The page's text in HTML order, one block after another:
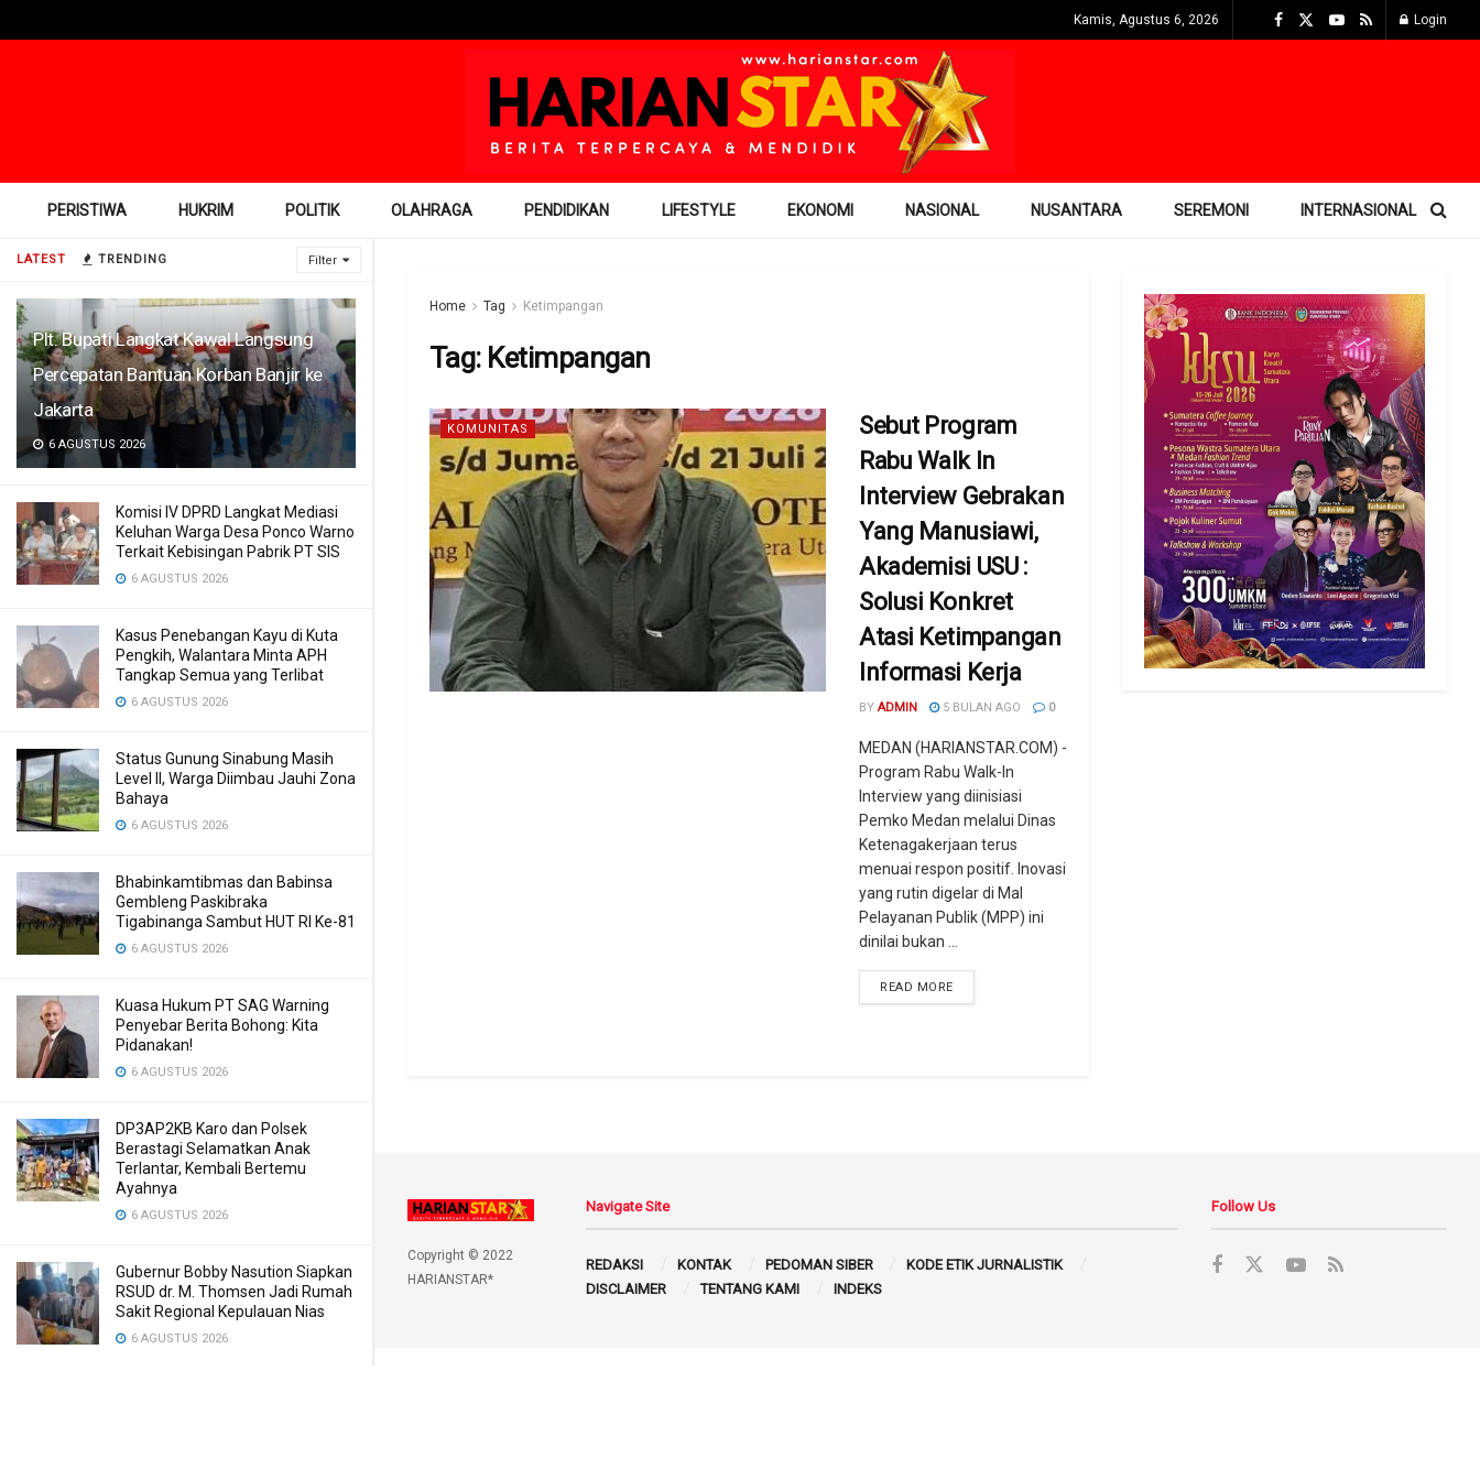
LATEST TRENDING Filter
Plt. Bupati Langkat Kawal Langsung
Percepatan Bantuan Korban Banjir ke
Jakarta
6 AGUSTUS 2026
Komisi IV DPRD Langkat Mediasi
Keluhan Warga Desa Ponco Warno
Terkait Kebisingan Pabrik PT SIS
6 AGUSTUS 2026
Kasus Penebangan Kayu di Kuta
Pengkih, Walantara Minta APH
Tangkap Semua yang Terlibat
6 AGUSTUS 2026
Status Gunung Sinabung Masih
Level II, Warga Diimbau Jauhi Zona
Bahaya
6 AGUSTUS 2026
Bhabinkamtibmas dan Babinsa
Gembleng Paskibraka
Tigabinanga Sambut HUT RI Ke-81
6 AGUSTUS 2026
Kuasa Hukum PT SAG Warning
Penyebar Berita Bohong: Kita
Pidanakan!
6 AGUSTUS 2026
DP3AP2KB Karo dan Polsek
Berastagi Selamatkan Anak
Terlantar, Kembali Bertemu
Ayahnya
6 AGUSTUS 2026
Gubernur Bobby Nasution Siapkan
RSUD dr. M. Thomsen Jadi Rumah
Sakit Regional Kepulauan Nias
6 AGUSTUS 2026
Kamis, Agustus 6, 2026 Login
PERISTIWA HUKRIM POLITIK OLAHRAGA PENDIDIKAN LIFESTYLE EKONOMI NASIONAL NUSANTARA SEREMONI INTERNASIONAL
Home Tag Ketimpangan
Tag: Ketimpangan
KOMUNITAS
Sebut Program
Rabu Walk In
Interview Gebrakan
Yang Manusiawi,
Akademisi USU :
Solusi Konkret
Atasi Ketimpangan
Informasi Kerja
BY ADMIN 5 BULAN AGO 0
MEDAN (HARIANSTAR.COM) -
Program Rabu Walk-In
Interview yang diinisiasi
Pemko Medan melalui Dinas
Ketenagakerjaan terus
menuai respon positif. Inovasi
yang rutin digelar di Mal
Pelayanan Publik (MPP) ini
dinilai bukan ...
READ MORE
Copyright © 2022
HARIANSTAR*
Navigate Site
REDAKSI KONTAK PEDOMAN SIBER
KODE ETIK JURNALISTIK
DISCLAIMER
TENTANG KAMI INDEKS
Follow Us